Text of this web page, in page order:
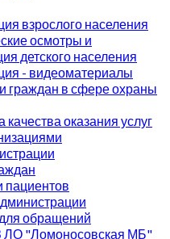
взрослого населения
осмотры и
детского населения
- видеоматериалы
граждан в сфере охраны
оказания услуг
пациентов
обращений
ЛО "Ломоносовская МБ"